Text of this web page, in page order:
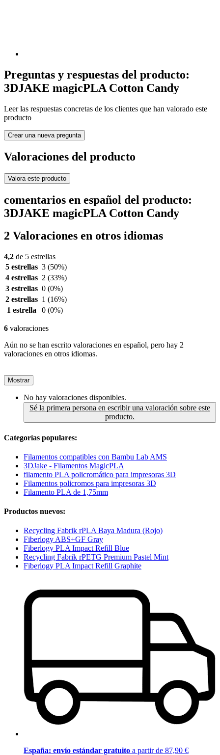
Preguntas y respuestas del producto:
3DJAKE magicPLA Cotton Candy
Leer las respuestas concretas de los clientes que han valorado este
producto
Crear una nueva pregunta
Valoraciones del producto
Valora este producto
comentarios en español del producto:
3DJAKE magicPLA Cotton Candy
2 Valoraciones en otros idiomas
4,2 de 5 estrellas
5 estrellas 3 (50%)
4 estrellas 2 (33%)
3 estrellas 0 (0%)
2 estrellas 1 (16%)
1 estrella
0 (0%)
6 valoraciones
Aún no se han escrito valoraciones en español, pero hay 2
valoraciones en otros idiomas.
Mostrar
No hay valoraciones disponibles.
Sé la primera persona en escribir una valoración sobre este
producto.
Categorías populares:
Filamentos compatibles con Bambu Lab AMS
3DJake - Filamentos MagicPLA
filamento PLA policromático para impresoras 3D
Filamentos policromos para impresoras 3D
Filamento PLA de 1,75mm
Productos nuevos:
Recycling Fabrik rPLA Baya Madura (Rojo)
Fiberlogy ABS+GF Gray
Fiberlogy PLA Impact Refill Blue
Recycling Fabrik rPETG Premium Pastel Mint
Fiberlogy PLA Impact Refill Graphite
España: envío estándar gratuito a partir de 87,90 €